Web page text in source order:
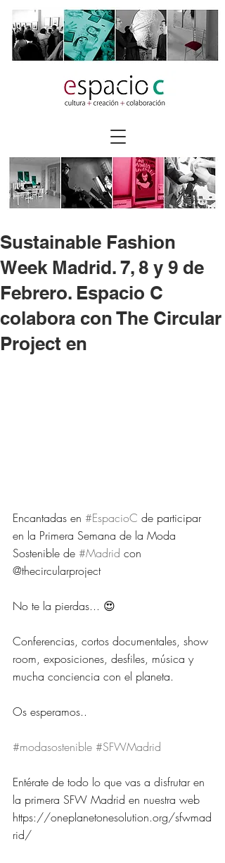
Sustainable Fashion
Week Madrid. 7, 8 y 9 de
Febrero. Espacio C
colabora con The Circular
Project en
Encantadas en #EspacioC de participar
en la Primera Semana de la Moda
Sostenible de #Madrid con
@thecircularproject
No te la pierdas... 😍
Conferencias, cortos documentales, show
room, exposiciones, desfiles, música y
mucha conciencia con el planeta.
Os esperamos..
#modasostenible #SFWMadrid
Entérate de todo lo que vas a disfrutar en
la primera SFW Madrid en nuestra web
https://oneplanetonesolution.org/sfwmad
rid/